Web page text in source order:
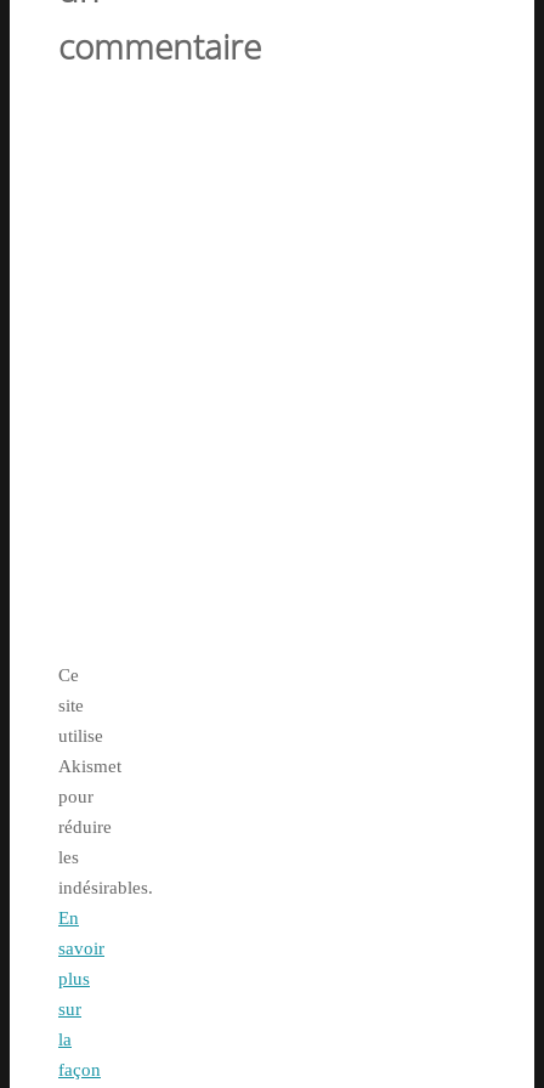
commentaire
Ce
site
utilise
Akismet
pour
réduire
les
indésirables.
En
savoir
plus
sur
la
façon